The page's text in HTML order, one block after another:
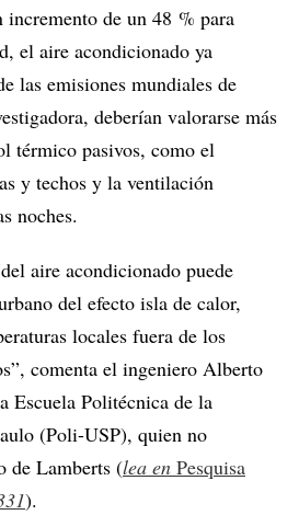
incremento de un 48 % para
el aire acondicionado ya
las emisiones mundiales de
deberían valorarse más
térmico pasivos, como el
y techos y la ventilación
noches.
aire acondicionado puede
del efecto isla de calor,
locales fuera de los
comenta el ingeniero Alberto
Escuela Politécnica de la
(Poli-USP), quien no
de Lamberts (lea en Pesquisa
).